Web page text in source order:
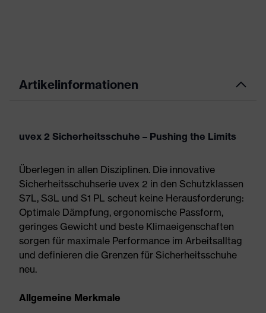
Artikelinformationen
uvex 2 Sicherheitsschuhe – Pushing the Limits
Überlegen in allen Disziplinen. Die innovative
Sicherheitsschuhserie uvex 2 in den Schutzklassen
S7L, S3L und S1 PL scheut keine Herausforderung:
Optimale Dämpfung, ergonomische Passform,
geringes Gewicht und beste Klimaeigenschaften
sorgen für maximale Performance im Arbeitsalltag
und definieren die Grenzen für Sicherheitsschuhe
neu.
Allgemeine Merkmale